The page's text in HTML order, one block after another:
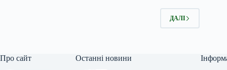
ДАЛІ
Про сайт Останні новини